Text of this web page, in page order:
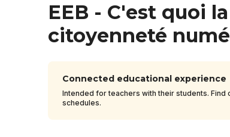
EEB - C'est quoi la
citoyenneté
Connected educational experience
Intended for teachers with their students. Find
schedules.